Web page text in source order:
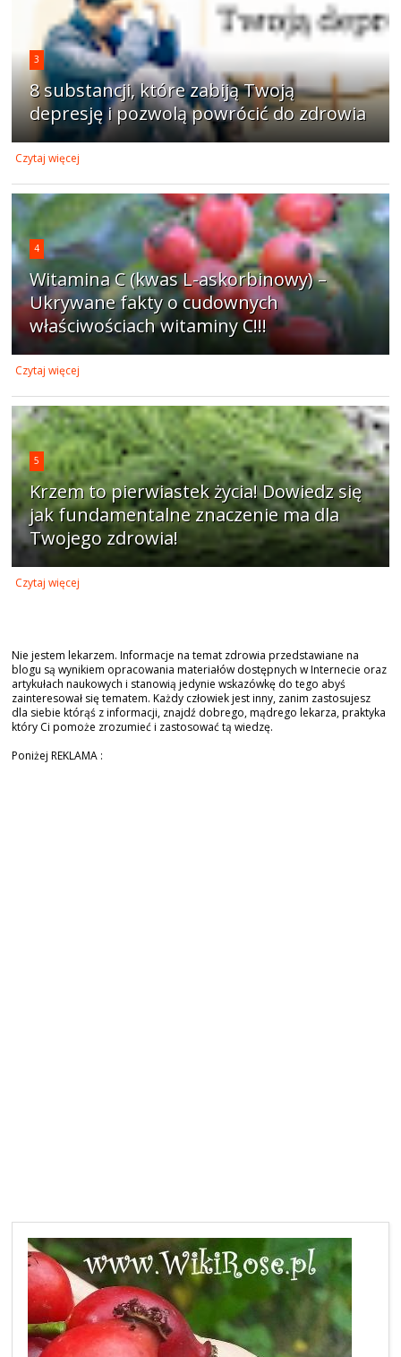
3
8 substancji, które zabiją Twoją
depresję i pozwolą powrócić do zdrowia
Czytaj więcej
4
Witamina C (kwas L-askorbinowy) –
Ukrywane fakty o cudownych
właściwościach witaminy C!!!
Czytaj więcej
5
Krzem to pierwiastek życia! Dowiedz się
jak fundamentalne znaczenie ma dla
Twojego zdrowia!
Czytaj więcej
Nie jestem lekarzem. Informacje na temat zdrowia przedstawiane na
blogu są wynikiem opracowania materiałów dostępnych w Internecie oraz
artykułach naukowych i stanowią jedynie wskazówkę do tego abyś
zainteresował się tematem. Każdy człowiek jest inny, zanim zastosujesz
dla siebie którąś z informacji, znajdź dobrego, mądrego lekarza, praktyka
który Ci pomoże zrozumieć i zastosować tą wiedzę.
Poniżej REKLAMA :